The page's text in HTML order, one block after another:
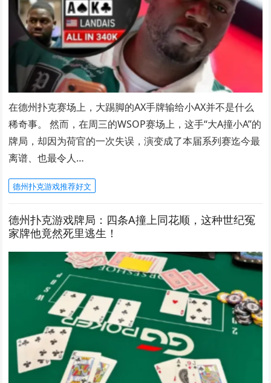
在德州扑克赛场上，大踢脚的AX手牌输给小AX并不是什么
稀奇事。 然而，在周三的WSOP赛场上，这手“大A撞小A”的
牌局，却因为荷官的一次失误，演变成了本届系列赛迄今最
离谱、也最令人…
德州扑克游戏推荐好文
德州扑克游戏牌局：四条A撞上同花顺，这种世纪冤
家牌他竟然死里逃生！